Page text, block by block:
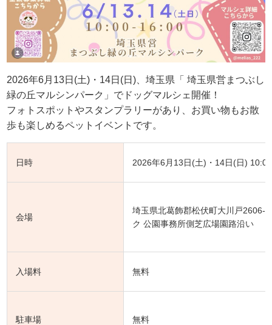
2026年6月13日(土)・14日(日)、埼玉県「 埼玉県営まつぶし
緑の丘マルシンパーク」でドッグマルシェ開催！
フォトスポットやスタンプラリーがあり、お買い物もお散
歩も楽しめるペットイベントです。
日時 2026年6月13日(土)・14日(日)
会場
埼玉県北葛飾郡松伏町大川戸2606-
ク 公園事務所側芝広場園路沿い
入場料 無料
駐車場 無料